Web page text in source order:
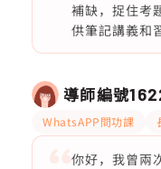
補缺，捉住考
供筆記講義和
導師編號
WhatsAPP問功課
你好，我曾兩